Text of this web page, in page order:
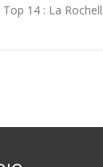
Top 14 : La